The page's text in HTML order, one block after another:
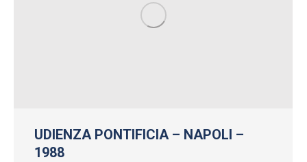
UDIENZA PONTIFICIA – NAPOLI –
1988